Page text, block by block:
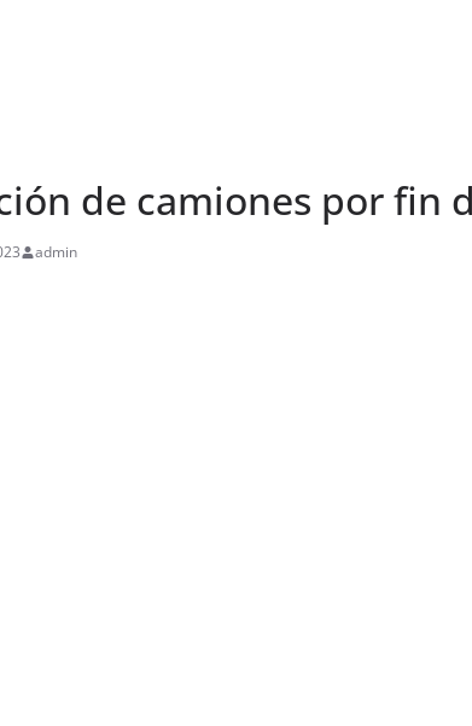
de camiones por fin
admin